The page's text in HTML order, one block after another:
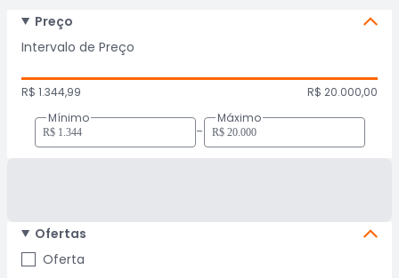
Preço
Intervalo de Preço
R$ 1.344,99
R$ 20.000,00
Mínimo
-
Máximo
Ofertas
Oferta